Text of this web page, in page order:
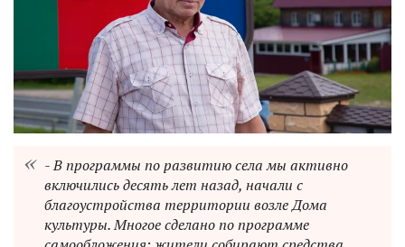
- В программы по развитию села мы активно
включились десять лет назад, начали с
благоустройства территории возле Дома
культуры. Многое сделано по программе